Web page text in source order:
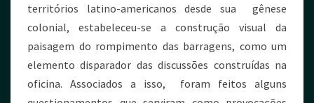
territórios latino-americanos desde sua gênese
colonial, estabeleceu-se a construção visual da
paisagem do rompimento das barragens, como um
elemento disparador das discussões construídas na
oficina. Associados a isso, foram feitos alguns